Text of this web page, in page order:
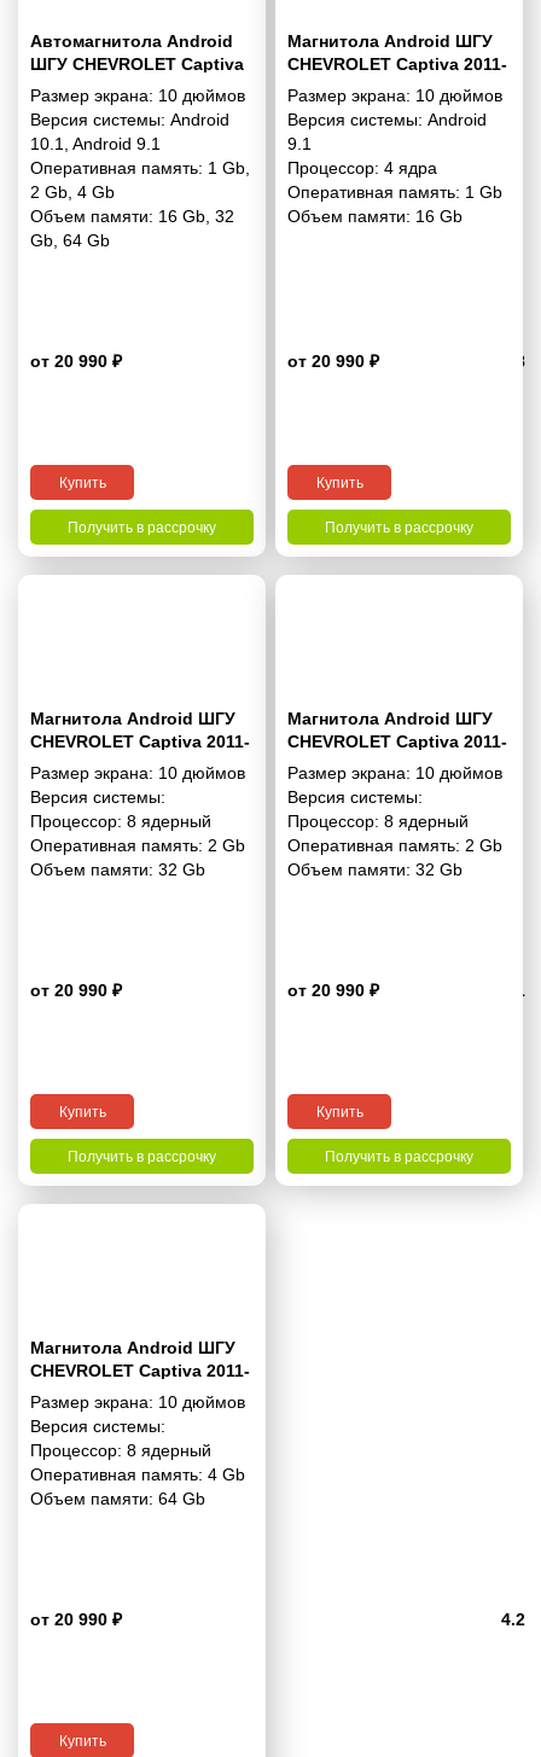
Автомагнитола Android
ШГУ CHEVROLET Captiva
2011-2015 10"
Размер экрана: 10 дюймов
Версия системы: Android
10.1
Android 9.1
Оперативная память: 1 Gb
2 Gb 4 Gb
Объем памяти: 16 Gb 32
Gb 64 Gb
от 20 990 ₽ 4.8
Купить
Получить в рассрочку
Магнитола Android ШГУ
CHEVROLET Captiva 2011-
2015 10 дюймов - 9.1 1/16
Гб Simple
Размер экрана: 10 дюймов
Версия системы: Android
9.1
Процессор: 4 ядра
Оперативная память: 1 Gb
Объем памяти: 16 Gb
от 20 990 ₽
Купить
Получить в рассрочку
Магнитола Android ШГУ
CHEVROLET Captiva 2011-
2015 10 дюймов - 10.1
2/32 Гб Simple
Размер экрана: 10 дюймов
Версия системы:
Процессор: 8 ядерный
Оперативная память: 2 Gb
Объем памяти: 32 Gb
от 20 990 ₽ 4.1
Купить
Получить в рассрочку
Магнитола Android ШГУ
CHEVROLET Captiva 2011-
2015 10 дюймов - 10.1
2/32 Гб Pro
Размер экрана: 10 дюймов
Версия системы:
Процессор: 8 ядерный
Оперативная память: 2 Gb
Объем памяти: 32 Gb
от 20 990 ₽
Купить
Получить в рассрочку
Магнитола Android ШГУ
CHEVROLET Captiva 2011-
2015 10 дюймов - 10.1
4/64 Гб Pro
Размер экрана: 10 дюймов
Версия системы:
Процессор: 8 ядерный
Оперативная память: 4 Gb
Объем памяти: 64 Gb
от 20 990 ₽ 4.2
Купить